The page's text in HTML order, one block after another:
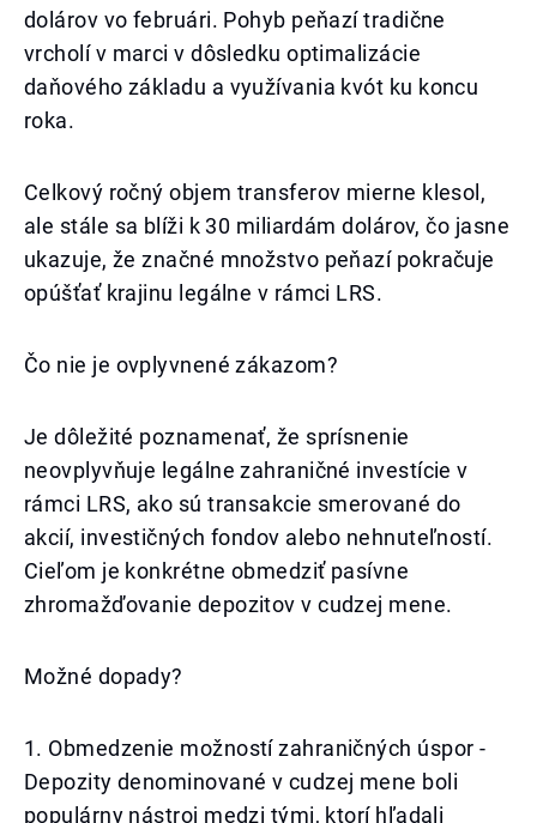
dolárov vo februári. Pohyb peňazí tradične
vrcholí v marci v dôsledku optimalizácie
daňového základu a využívania kvót ku koncu
roka.
Celkový ročný objem transferov mierne klesol,
ale stále sa blíži k 30 miliardám dolárov, čo jasne
ukazuje, že značné množstvo peňazí pokračuje
opúšťať krajinu legálne v rámci LRS.
Čo nie je ovplyvnené zákazom?
Je dôležité poznamenať, že sprísnenie
neovplyvňuje legálne zahraničné investície v
rámci LRS, ako sú transakcie smerované do
akcií, investičných fondov alebo nehnuteľností.
Cieľom je konkrétne obmedziť pasívne
zhromažďovanie depozitov v cudzej mene.
Možné dopady?
1. Obmedzenie možností zahraničných úspor -
Depozity denominované v cudzej mene boli
populárny nástroj medzi tými, ktorí hľadali